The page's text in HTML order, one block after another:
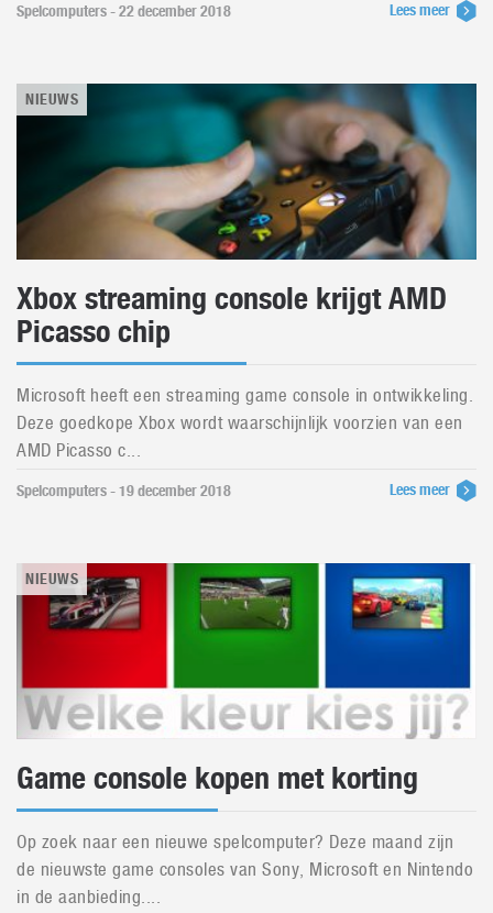
Spelcomputers - 22 december 2018 Lees meer
NIEUWS
Xbox streaming console krijgt AMD
Picasso chip
Microsoft heeft een streaming game console in ontwikkeling.
Deze goedkope Xbox wordt waarschijnlijk voorzien van een
AMD Picasso c...
Spelcomputers - 19 december 2018 Lees meer
NIEUWS
Game console kopen met korting
Op zoek naar een nieuwe spelcomputer? Deze maand zijn
de nieuwste game consoles van Sony, Microsoft en Nintendo
in de aanbieding....